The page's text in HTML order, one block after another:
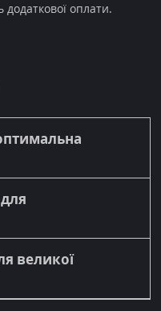
оплати.
великої